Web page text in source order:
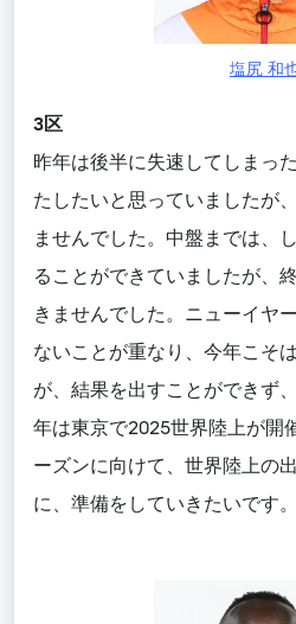
塩尻 和
3区
昨年は後半に失速してしまっ
たしたいと思っていましたが
ませんでした。中盤までは、
ることができていましたが、
きませんでした。ニューイヤ
ないことが重なり、今年こそ
が、結果を出すことができず
年は東京で2025世界陸上が開
ーズンに向けて、世界陸上の
に、 準備をしていきたいです。